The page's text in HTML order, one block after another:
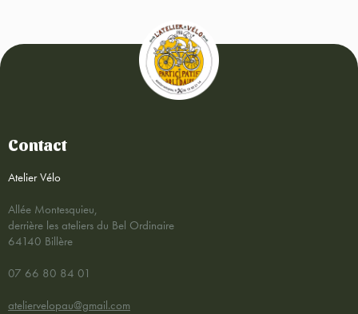
Contact
Atelier Vélo
Allée Montesquieu,
derrière les ateliers du Bel Ordinaire
64140 Billère
07 66 80 84 01
ateliervelopau@gmail.com